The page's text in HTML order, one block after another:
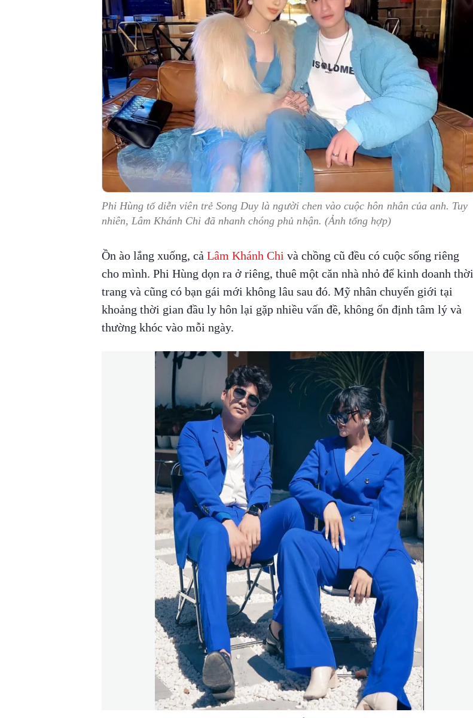
Phi Hùng tố diễn viên trẻ Song Duy là người chen vào cuộc hôn nhân của anh. Tuy
nhiên, Lâm Khánh Chi đã nhanh chóng phủ nhận. (Ảnh tổng hợp)
Ồn ào lắng xuống, cả Lâm Khánh Chi và chồng cũ đều có cuộc sống riêng
cho mình. Phi Hùng dọn ra ở riêng, thuê một căn nhà nhỏ để kinh doanh thời
trang và cũng có bạn gái mới không lâu sau đó. Mỹ nhân chuyển giới tại
khoảng thời gian đầu ly hôn lại gặp nhiều vấn đề, không ổn định tâm lý và
thường khóc vào mỗi ngày.